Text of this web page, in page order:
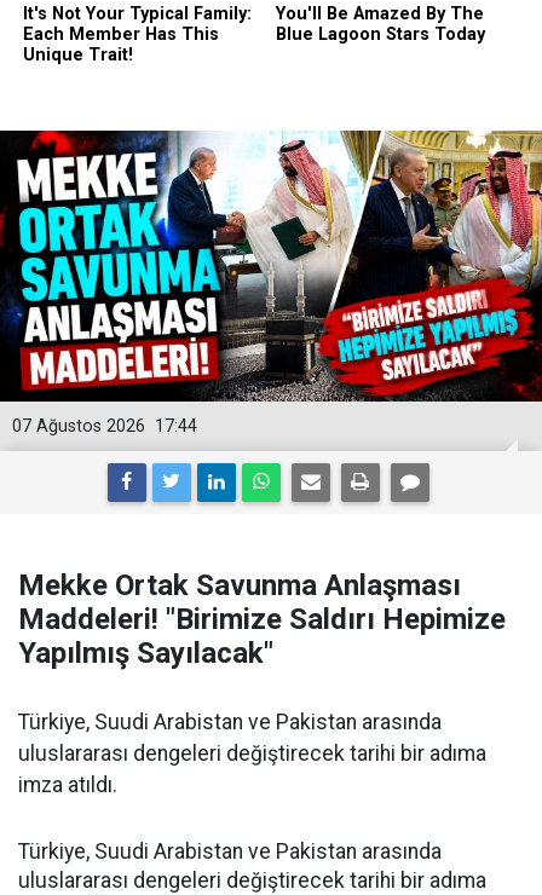
17:44
07 Ağustos 2026
Mekke Ortak Savunma Anlaşması
Maddeleri! "Birimize Saldırı Hepimize
Yapılmış Sayılacak"
Türkiye, Suudi Arabistan ve Pakistan arasında
uluslararası dengeleri değiştirecek tarihi bir adıma
imza atıldı.
Türkiye, Suudi Arabistan ve Pakistan arasında
uluslararası dengeleri değiştirecek tarihi bir adıma